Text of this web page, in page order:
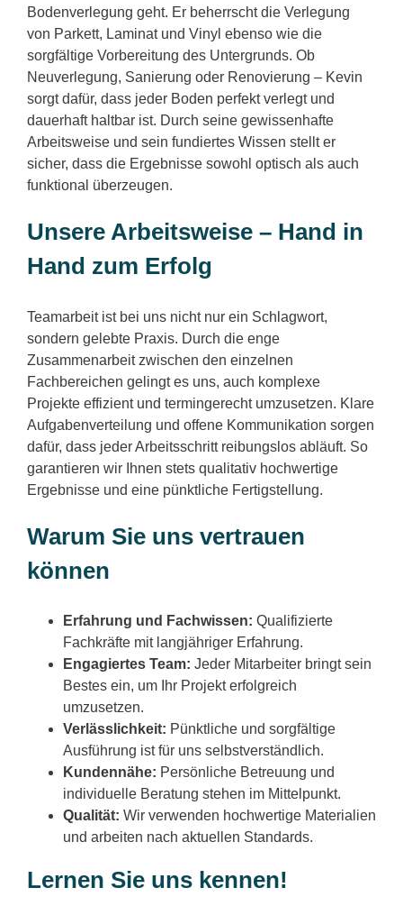
Bodenverlegung geht. Er beherrscht die Verlegung
von Parkett, Laminat und Vinyl ebenso wie die
sorgfältige Vorbereitung des Untergrunds. Ob
Neuverlegung, Sanierung oder Renovierung – Kevin
sorgt dafür, dass jeder Boden perfekt verlegt und
dauerhaft haltbar ist. Durch seine gewissenhafte
Arbeitsweise und sein fundiertes Wissen stellt er
sicher, dass die Ergebnisse sowohl optisch als auch
funktional überzeugen.
Unsere Arbeitsweise – Hand in
Hand zum Erfolg
Teamarbeit ist bei uns nicht nur ein Schlagwort,
sondern gelebte Praxis. Durch die enge
Zusammenarbeit zwischen den einzelnen
Fachbereichen gelingt es uns, auch komplexe
Projekte effizient und termingerecht umzusetzen. Klare
Aufgabenverteilung und offene Kommunikation sorgen
dafür, dass jeder Arbeitsschritt reibungslos abläuft. So
garantieren wir Ihnen stets qualitativ hochwertige
Ergebnisse und eine pünktliche Fertigstellung.
Warum Sie uns vertrauen
können
Erfahrung und Fachwissen: Qualifizierte
Fachkräfte mit langjähriger Erfahrung.
Engagiertes Team: Jeder Mitarbeiter bringt sein
Bestes ein, um Ihr Projekt erfolgreich
umzusetzen.
Verlässlichkeit: Pünktliche und sorgfältige
Ausführung ist für uns selbstverständlich.
Kundennähe: Persönliche Betreuung und
individuelle Beratung stehen im Mittelpunkt.
Qualität: Wir verwenden hochwertige Materialien
und arbeiten nach aktuellen Standards.
Lernen Sie uns kennen!